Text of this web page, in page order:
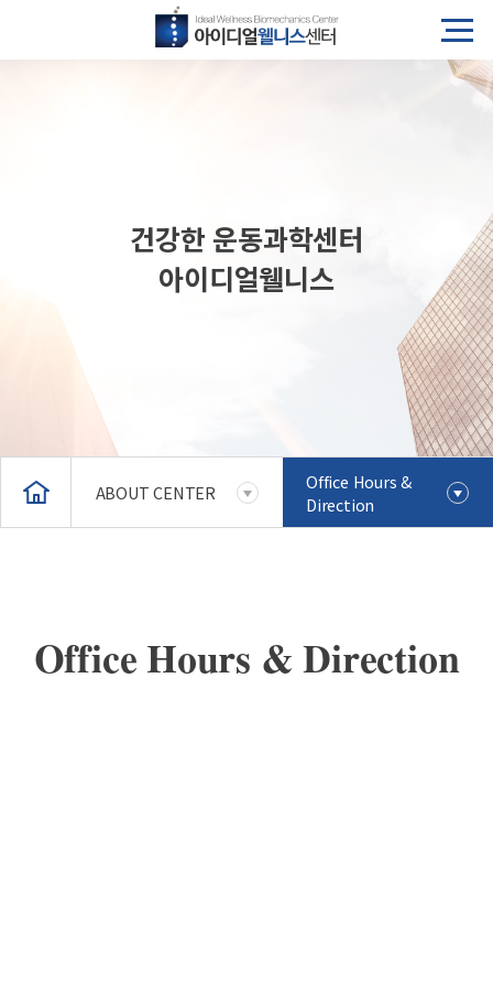
건강한 운동과학센터
아이디얼웰니스
ABOUT CENTER
Office Hours &
Direction
Office Hours & Direction